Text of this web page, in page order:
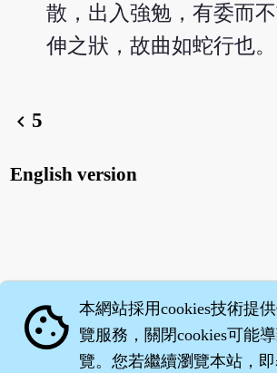
散，出入強勉，有委而
伸之狀，故曲如蛇行也。
chevron_left 5
English version
cookie 本網站採用cookies技術提
覽服務，關閉cookies可能
覽。您若繼續瀏覽本站，